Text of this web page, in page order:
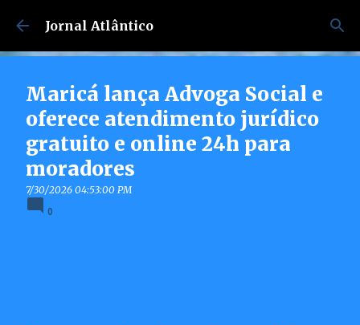
Pular para o conteúdo principal
Jornal Atlântico
Maricá lança Advoga Social e
oferece atendimento jurídico
gratuito e online 24h para
moradores
7/30/2026 04:53:00 PM
0